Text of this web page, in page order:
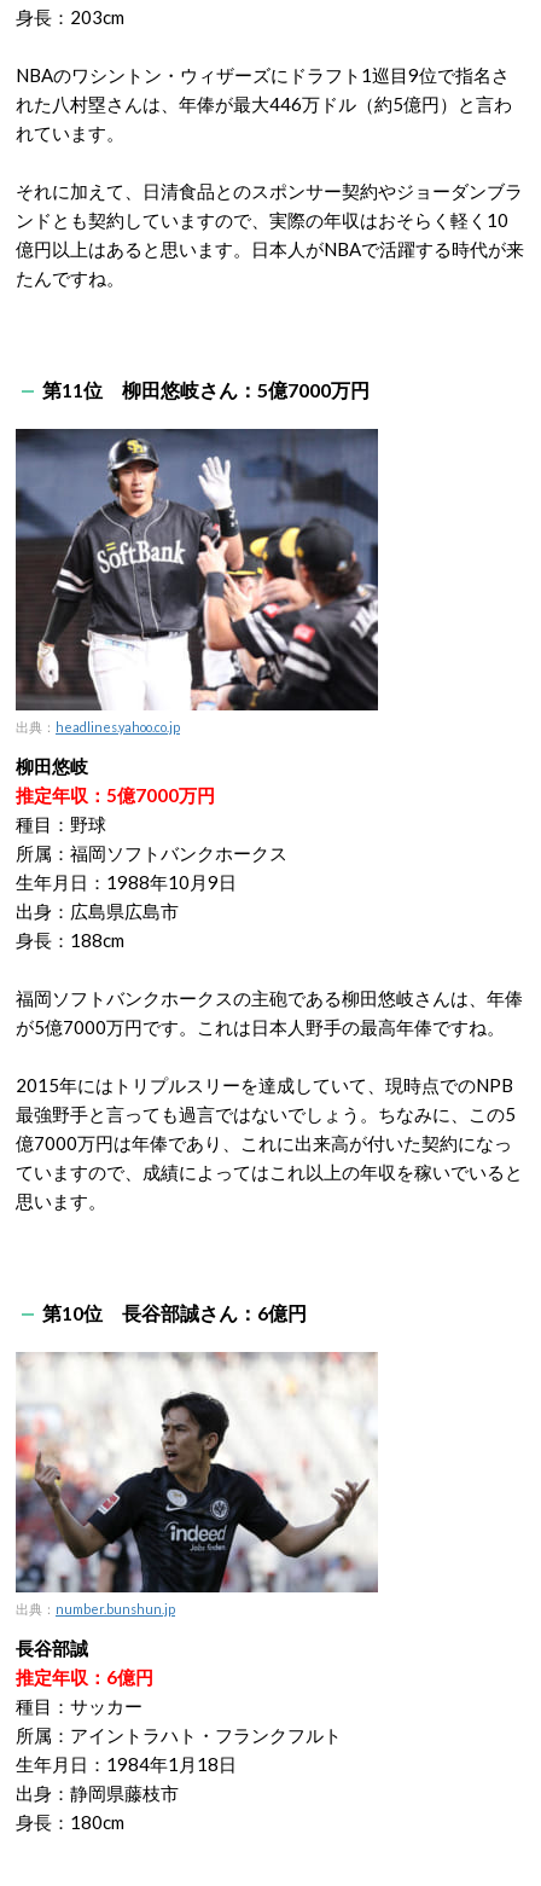
身長：203cm
NBAのワシントン・ウィザーズにドラフト1巡目9位で指名さ
れた八村塁さんは、年俸が最大446万ドル（約5億円）と言わ
れています。
それに加えて、日清食品とのスポンサー契約やジョーダンブラ
ンドとも契約していますので、実際の年収はおそらく軽く10
億円以上はあると思います。日本人がNBAで活躍する時代が来
たんですね。
第11位 柳田悠岐さん：5億7000万円
出典： headlines.yahoo.co.jp
柳田悠岐
推定年収：5億7000万円
種目：野球
所属：福岡ソフトバンクホークス
生年月日：1988年10月9日
出身：広島県広島市
身長：188cm
福岡ソフトバンクホークスの主砲である柳田悠岐さんは、年俸
が5億7000万円です。これは日本人野手の最高年俸ですね。
2015年にはトリプルスリーを達成していて、現時点でのNPB
最強野手と言っても過言ではないでしょう。ちなみに、この5
億7000万円は年俸であり、これに出来高が付いた契約になっ
ていますので、成績によってはこれ以上の年収を稼いでいると
思います。
第10位 長谷部誠さん：6億円
出典： number.bunshun.jp
長谷部誠
推定年収：6億円
種目：サッカー
所属：アイントラハト・フランクフルト
生年月日：1984年1月18日
出身：静岡県藤枝市
身長：180cm